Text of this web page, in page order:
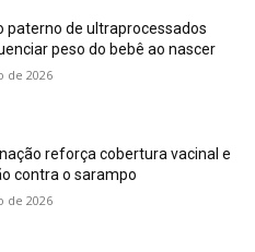
paterno de ultraprocessados
peso do bebê ao nascer
de 2026
reforça cobertura vacinal e
contra o sarampo
de 2026